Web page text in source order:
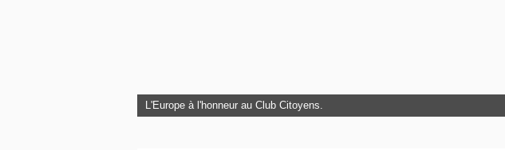
L'Europe à l'honneur au Club Citoyens.